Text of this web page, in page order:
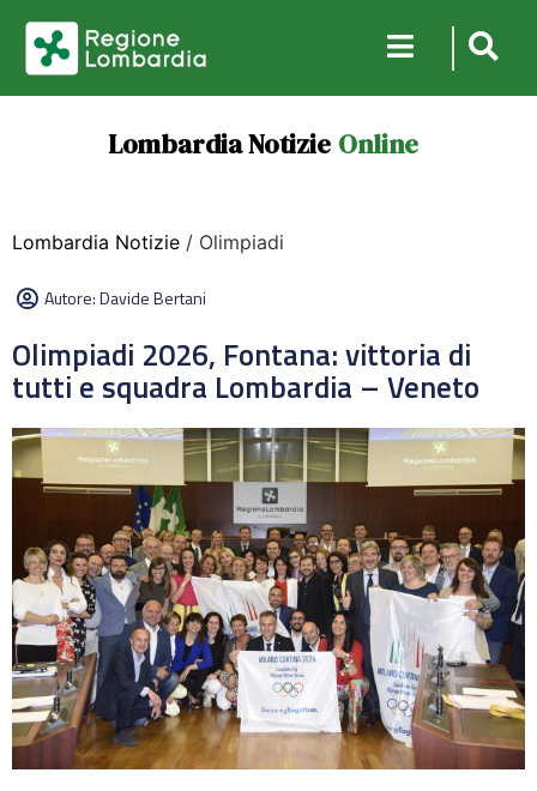
Lombardia Notizie Online
Lombardia Notizie / Olimpiadi
Autore:Davide Bertani
Olimpiadi 2026, Fontana: vittoria di
tutti e squadra Lombardia – Veneto